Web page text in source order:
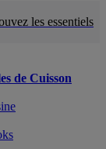
les essentiels
de Cuisson